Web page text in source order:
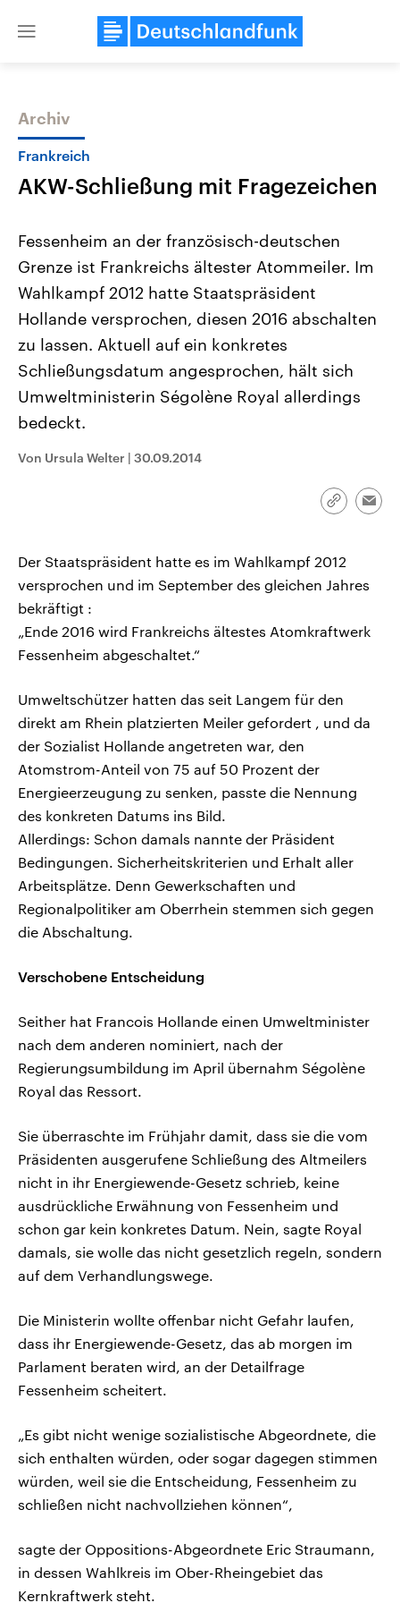
Close
Themen
Landtagswahl Sachsen-Anhalt
2026
Alle Informationen
Sachsen-Anhalt wählt am 6.
September 2026 einen neuen
Landtag. Seit 2021 wird das
Bundesland von einer Koalition aus
Umfragen, Prognosen,
und Hintergründe zu den Parteien
und Kandidaten der anstehenden
USA
Aktuelle Beiträge,
Hintergründe
Wirtschaftlich und
gehören die Vereinigten
den mächtigsten Ländern
mit großem Einfluss auf
Sendungen Programm
Archiv
Frankreich
AKW-Schließung mit Fragezeichen
Fessenheim an der französisch-deutschen
Grenze ist Frankreichs ältester Atommeiler. Im
Wahlkampf 2012 hatte Staatspräsident
Hollande versprochen, diesen 2016 abschalten
zu lassen. Aktuell auf ein konkretes
Schließungsdatum angesprochen, hält sich
Umweltministerin Ségolène Royal allerdings
bedeckt.
Von Ursula Welter | 30.09.2014
Link
Der Staatspräsident hatte es im Wahlkampf 2012
versprochen und im September des gleichen Jahres
bekräftigt :
„Ende 2016 wird Frankreichs ältestes Atomkraftwerk
Fessenheim abgeschaltet.“
Umweltschützer hatten das seit Langem für den
direkt am Rhein platzierten Meiler gefordert , und da
der Sozialist Hollande angetreten war, den
Atomstrom-Anteil von 75 auf 50 Prozent der
Energieerzeugung zu senken, passte die Nennung
des konkreten Datums ins Bild.
Allerdings: Schon damals nannte der Präsident
Bedingungen. Sicherheitskriterien und Erhalt aller
Arbeitsplätze. Denn Gewerkschaften und
Regionalpolitiker am Oberrhein stemmen sich gegen
die Abschaltung.
Verschobene Entscheidung
Seither hat Francois Hollande einen Umweltminister
nach dem anderen nominiert, nach der
Regierungsumbildung im April übernahm Ségolène
Royal das Ressort.
Sie überraschte im Frühjahr damit, dass sie die vom
Präsidenten ausgerufene Schließung des Altmeilers
nicht in ihr Energiewende-Gesetz schrieb, keine
ausdrückliche Erwähnung von Fessenheim und
schon gar kein konkretes Datum. Nein, sagte Royal
damals, sie wolle das nicht gesetzlich regeln, sondern
auf dem Verhandlungswege.
Die Ministerin wollte offenbar nicht Gefahr laufen,
dass ihr Energiewende-Gesetz, das ab morgen im
Parlament beraten wird, an der Detailfrage
Fessenheim scheitert.
„Es gibt nicht wenige sozialistische Abgeordnete, die
sich enthalten würden, oder sogar dagegen stimmen
würden, weil sie die Entscheidung, Fessenheim zu
schließen nicht nachvollziehen können“,
sagte der Oppositions-Abgeordnete Eric Straumann,
in dessen Wahlkreis im Ober-Rheingebiet das
Kernkraftwerk steht.